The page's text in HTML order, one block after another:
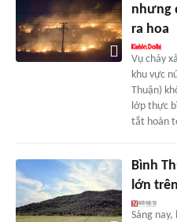
nhưng
ra hoa
Vụ cháy
khu vực
Thuận)
lớp thực
tắt hoàn
Bình
lớn
Sáng